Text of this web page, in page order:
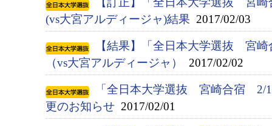
(vs大宮アルディージャ)結果 2017/02/03
【結果】「全日本大学選抜 宮
（vs大宮アルディージャ）
2017/02/02
「全日本大学選抜 宮崎合宿
更のお知らせ 2017/02/01